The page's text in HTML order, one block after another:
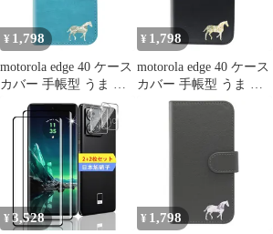
¥ 1,798
motorola edge 40 ケース
カバー 手帳型 うま 馬
edge 40ケース edge 40カ
バー edge40ケース
edge40カバー "2q-3pl-
¥ 1,798
motorola edge 40 ケース
カバー 手帳型 うま 馬
edge 40ケース edge 40カ
バー edge40ケース
¥ 3,528 ¥ 1,798